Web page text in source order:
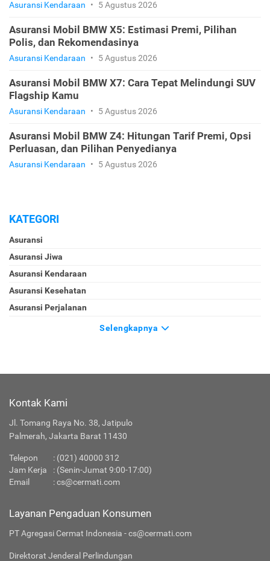
Asuransi Kendaraan • 5 Agustus 2026
Asuransi Mobil BMW X5: Estimasi Premi, Pilihan
Polis, dan Rekomendasinya
Asuransi Kendaraan • 5 Agustus 2026
Asuransi Mobil BMW X7: Cara Tepat Melindungi SUV
Flagship Kamu
Asuransi Kendaraan • 5 Agustus 2026
Asuransi Mobil BMW Z4: Hitungan Tarif Premi, Opsi
Perluasan, dan Pilihan Penyedianya
Asuransi Kendaraan • 5 Agustus 2026
KATEGORI
Asuransi
Asuransi Jiwa
Asuransi Kendaraan
Asuransi Kesehatan
Asuransi Perjalanan
Selengkapnya
Kontak Kami
Jl. Tomang Raya No. 38, Jatipulo
Palmerah, Jakarta Barat 11430
Telepon : (021) 40000 312
Jam Kerja
: (Senin-Jumat 9:00-17:00)
Email
:cs@cermati.com
Layanan Pengaduan Konsumen
PT Agregasi Cermat Indonesia - cs@cermati.com
Direktorat Jenderal Perlindungan